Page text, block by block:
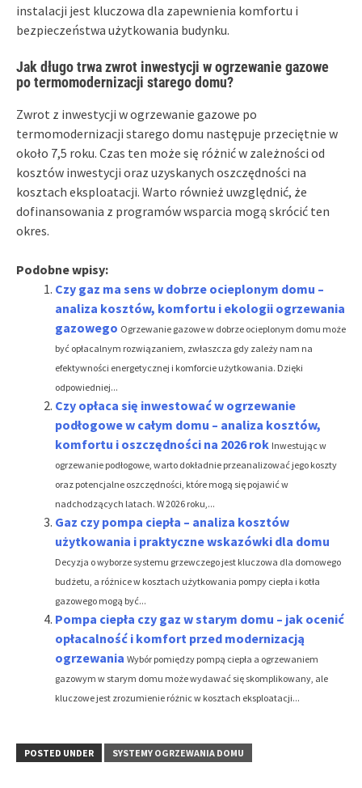
instalacji jest kluczowa dla zapewnienia komfortu i
bezpieczeństwa użytkowania budynku.
Jak długo trwa zwrot inwestycji w ogrzewanie gazowe
po termomodernizacji starego domu?
Zwrot z inwestycji w ogrzewanie gazowe po
termomodernizacji starego domu następuje przeciętnie w
około 7,5 roku. Czas ten może się różnić w zależności od
kosztów inwestycji oraz uzyskanych oszczędności na
kosztach eksploatacji. Warto również uwzględnić, że
dofinansowania z programów wsparcia mogą skrócić ten
okres.
Podobne wpisy:
Czy gaz ma sens w dobrze ocieplonym domu –
analiza kosztów, komfortu i ekologii ogrzewania
gazowego Ogrzewanie gazowe w dobrze ocieplonym domu może
być opłacalnym rozwiązaniem, zwłaszcza gdy zależy nam na
efektywności energetycznej i komforcie użytkowania. Dzięki
odpowiedniej...
Czy opłaca się inwestować w ogrzewanie
podłogowe w całym domu – analiza kosztów,
komfortu i oszczędności na 2026 rok Inwestując w
ogrzewanie podłogowe, warto dokładnie przeanalizować jego koszty
oraz potencjalne oszczędności, które mogą się pojawić w
nadchodzących latach. W 2026 roku,...
Gaz czy pompa ciepła – analiza kosztów
użytkowania i praktyczne wskazówki dla domu
Decyzja o wyborze systemu grzewczego jest kluczowa dla domowego
budżetu, a różnice w kosztach użytkowania pompy ciepła i kotła
gazowego mogą być...
Pompa ciepła czy gaz w starym domu – jak ocenić
opłacalność i komfort przed modernizacją
ogrzewania Wybór pomiędzy pompą ciepła a ogrzewaniem
gazowym w starym domu może wydawać się skomplikowany, ale
kluczowe jest zrozumienie różnic w kosztach eksploatacji...
POSTED UNDER SYSTEMY OGRZEWANIA DOMU